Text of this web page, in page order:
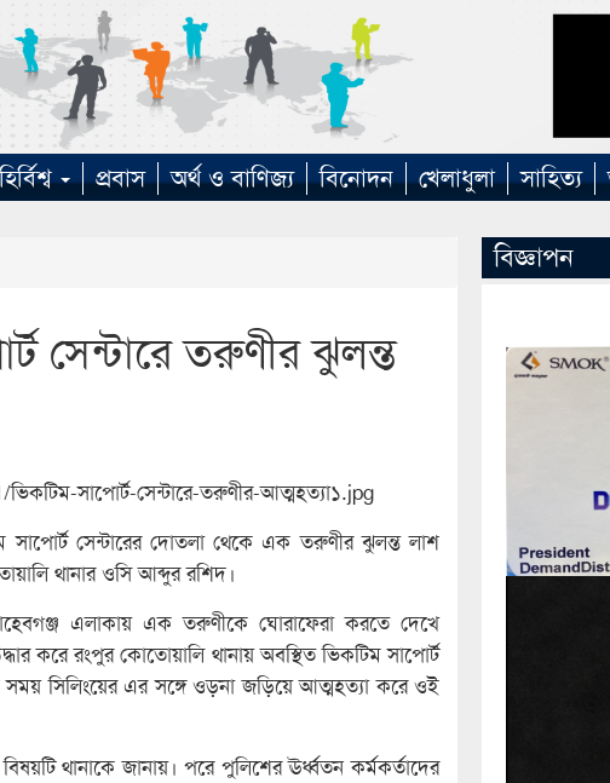
প্রবাস অর্থ ও বাণিজ্য বিনোদন খেলাধুলা সাহিত্য
সেন্টারে তরুণীর ঝুলন্ত
সাপোর্ট সেন্টারের দোতলা থেকে এক তরুণীর ঝুলন্ত লাশ
থানার ওসি আব্দুর রশিদ।
এলাকায় এক তরুণীকে ঘোরাফেরা করতে দেখে
করে রংপুর কোতোয়ালি থানায় অবস্থিত ভিকটিম সাপোর্ট
সময় সিলিংয়ের এর সঙ্গে ওড়না জড়িয়ে আত্মহত্যা করে ওই
থানাকে জানায়। পরে পুলিশের ঊর্ধ্বতন কর্মকর্তাদের
বিজ্ঞাপন